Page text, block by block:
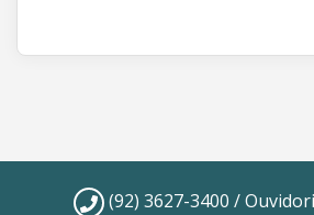
(92) 3627-3400 /